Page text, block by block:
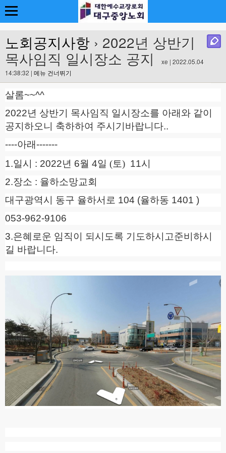
노회공지사항 › 2022년 상반기
목사임직 일시장소 공지
xe | 2022.05.04
14:38:32 | 메뉴 건너뛰기
살롬~~^^
2022년 상반기 목사임직 일시장소를 아래와 같이
공지하오니 축하하여 주시기바랍니다..
----아래-------
1.일시 : 2022년 6월 4일 (토) 11시
2.장소 : 율하소망교회
대구광역시 동구 율하서로 104 (율하동 1401 )
053-962-9106
3.은혜로운 임직이 되시도록 기도하시고준비하시
길 바랍니다.